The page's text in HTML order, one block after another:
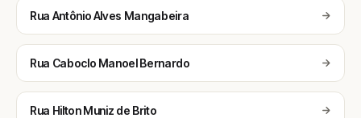
Rua Antônio Alves Mangabeira
Rua Caboclo Manoel Bernardo
Rua Hilton Muniz de Brito